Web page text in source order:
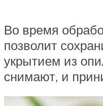
Во время
позволит
укрытием из
снимают, и